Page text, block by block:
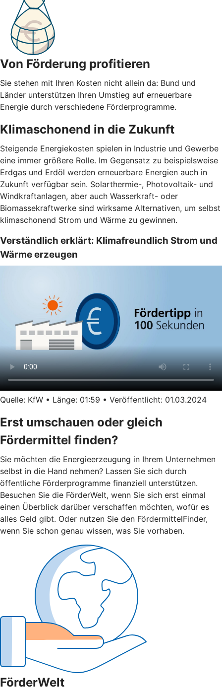
Von Förderung profitieren
Sie stehen mit Ihren Kosten nicht allein da: Bund und
Länder unterstützen Ihren Umstieg auf erneuerbare
Energie durch verschiedene Förderprogramme.
Klimaschonend in die Zukunft
Steigende Energiekosten spielen in Industrie und Gewerbe
eine immer größere Rolle. Im Gegensatz zu beispielsweise
Erdgas und Erdöl werden erneuerbare Energien auch in
Zukunft verfügbar sein. Solarthermie-, Photovoltaik- und
Windkraftanlagen, aber auch Wasserkraft- oder
Biomassekraftwerke sind wirksame Alternativen, um selbst
klimaschonend Strom und Wärme zu gewinnen.
Verständlich erklärt: Klimafreundlich Strom und
Wärme erzeugen
Quelle: KfW • Länge: 01:59 • Veröffentlicht: 01.03.2024
Erst umschauen oder gleich
Fördermittel finden?
Sie möchten die Energieerzeugung in Ihrem Unternehmen
selbst in die Hand nehmen? Lassen Sie sich durch
öffentliche Förderprogramme finanziell unterstützen.
Besuchen Sie die FörderWelt, wenn Sie sich erst einmal
einen Überblick darüber verschaffen möchten, wofür es
alles Geld gibt. Oder nutzen Sie den FördermittelFinder,
wenn Sie schon genau wissen, was Sie vorhaben.
FörderWelt